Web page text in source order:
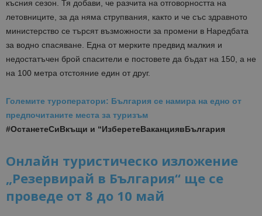
късния сезон. Тя добави, че разчита на отговорността на
летовниците, за да няма струпвания, както и че със здравното
министерство се търсят възможности за промени в Наредбата
за водно спасяване. Една от мерките предвид малкия и
недостатъчен брой спасители е постовете да бъдат на 150, а не
на 100 метра отстояние един от друг.
Големите туроператори: България се намира на едно от
предпочитаните места за туризъм
#ОстанетеСиВкъщи и “ИзберетеВаканциявБългария
Онлайн туристическо изложение
„Резервирай в България“ ще се
проведе от 8 до 10 май